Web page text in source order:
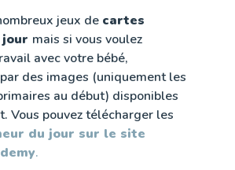
jeux de cartes
mais si vous voulez
avec votre bébé,
des images (uniquement les
au début) disponibles
Vous pouvez télécharger les
du jour sur le site
.